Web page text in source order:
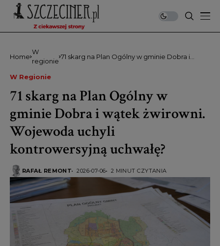
Home
W
regionie
71 skarg na Plan Ogólny w gminie Dobra i
W Regionie
71 skarg na Plan Ogólny w
gminie Dobra i wątek żwirowni.
Wojewoda uchyli
kontrowersyjną uchwałę?
RAFAŁ REMONT 2026-07-06 2 MINUT CZYTANIA